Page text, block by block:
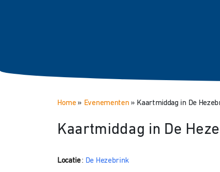
Home» Evenementen» Kaartmiddag in De
Kaartmiddag in De
Locatie: De Hezebrink